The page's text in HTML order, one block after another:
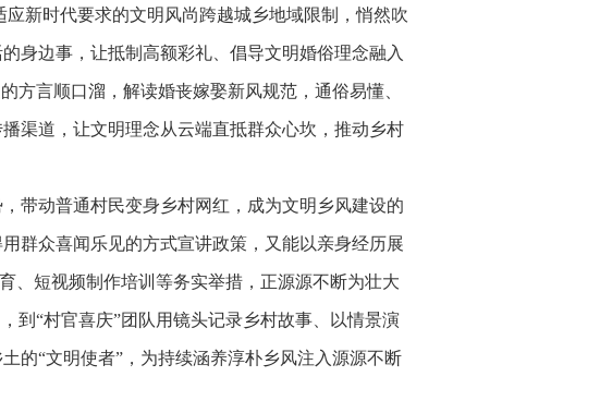
新时代要求的文明风尚跨越城乡地域限制，悄然吹
身边事，让抵制高额彩礼、倡导文明婚俗理念融入
方言顺口溜，解读婚丧嫁娶新风规范，通俗易懂、
渠道，让文明理念从云端直抵群众心坎，推动乡村
带动普通村民变身乡村网红，成为文明乡风建设的
群众喜闻乐见的方式宣讲政策，又能以亲身经历展
、短视频制作培训等务实举措，正源源不断为壮大
到“村官喜庆”团队用镜头记录乡村故事、以情景演
的“文明使者”，为持续涵养淳朴乡风注入源源不断